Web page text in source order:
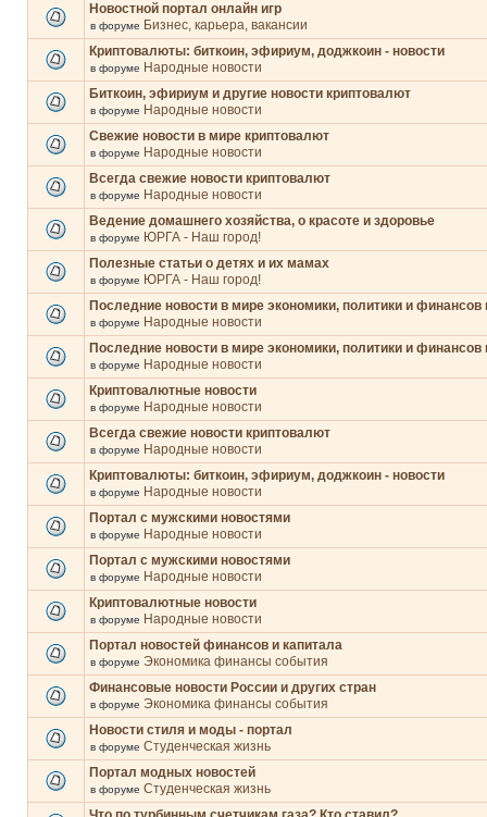
Новостной портал онлайн игр
в форуме Бизнес, карьера, вакансии
Криптовалюты: биткоин, эфириум, доджкоин - новости
в форуме Народные новости
Биткоин, эфириум и другие новости криптовалют
в форуме Народные новости
Свежие новости в мире криптовалют
в форуме Народные новости
Всегда свежие новости криптовалют
в форуме Народные новости
Ведение домашнего хозяйства, о красоте и здоровье
в форуме ЮРГА - Наш город!
Полезные статьи о детях и их мамах
в форуме ЮРГА - Наш город!
Последние новости в мире экономики, политики и финансов
в форуме Народные новости
Последние новости в мире экономики, политики и финансов
в форуме Народные новости
Криптовалютные новости
в форуме Народные новости
Всегда свежие новости криптовалют
в форуме Народные новости
Криптовалюты: биткоин, эфириум, доджкоин - новости
в форуме Народные новости
Портал с мужскими новостями
в форуме Народные новости
Портал с мужскими новостями
в форуме Народные новости
Криптовалютные новости
в форуме Народные новости
Портал новостей финансов и капитала
в форуме Экономика финансы события
Финансовые новости России и других стран
в форуме Экономика финансы события
Новости стиля и моды - портал
в форуме Студенческая жизнь
Портал модных новостей
в форуме Студенческая жизнь